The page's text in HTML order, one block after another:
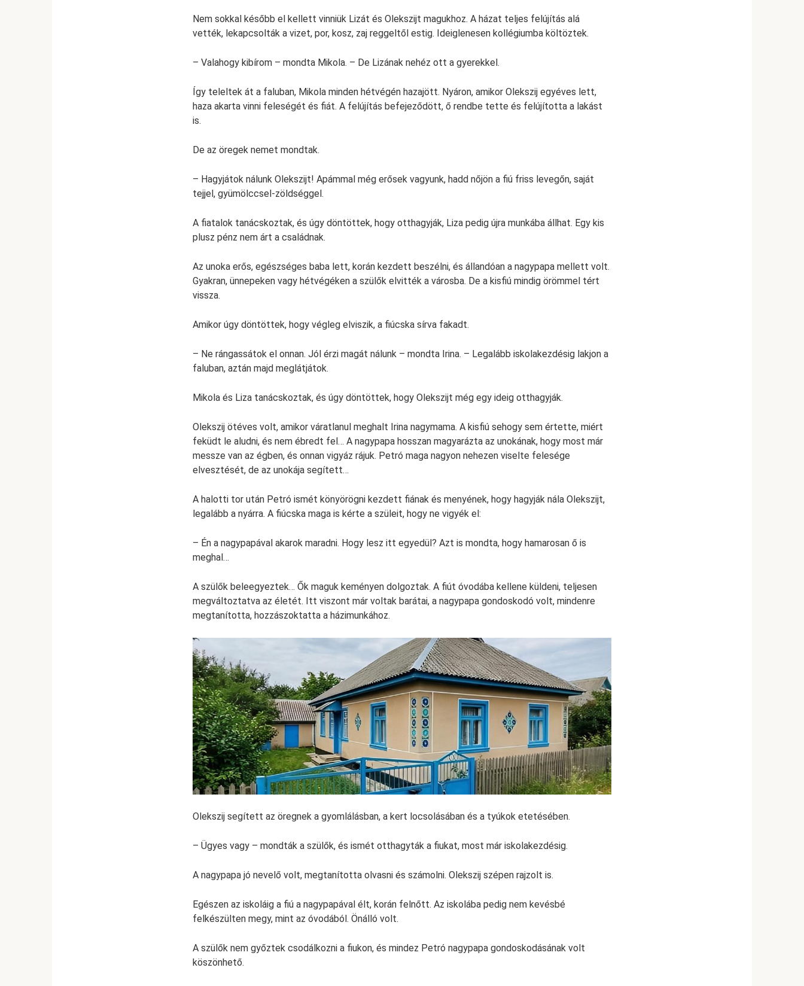
Nem sokkal később el kellett vinniük Lizát és Olekszijt magukhoz. A házat teljes felújítás alá
vették, lekapcsolták a vizet, por, kosz, zaj reggeltől estig. Ideiglenesen kollégiumba költöztek.
– Valahogy kibírom – mondta Mikola. – De Lizának nehéz ott a gyerekkel.
Így teleltek át a faluban, Mikola minden hétvégén hazajött. Nyáron, amikor Olekszij egyéves lett,
haza akarta vinni feleségét és fiát. A felújítás befejeződött, ő rendbe tette és felújította a lakást
is.
De az öregek nemet mondtak.
– Hagyjátok nálunk Olekszijt! Apámmal még erősek vagyunk, hadd nőjön a fiú friss levegőn, saját
tejjel, gyümölccsel-zöldséggel.
A fiatalok tanácskoztak, és úgy döntöttek, hogy otthagyják, Liza pedig újra munkába állhat. Egy kis
plusz pénz nem árt a családnak.
Az unoka erős, egészséges baba lett, korán kezdett beszélni, és állandóan a nagypapa mellett volt.
Gyakran, ünnepeken vagy hétvégéken a szülők elvitték a városba. De a kisfiú mindig örömmel tért
vissza.
Amikor úgy döntöttek, hogy végleg elviszik, a fiúcska sírva fakadt.
– Ne rángassátok el onnan. Jól érzi magát nálunk – mondta Irina. – Legalább iskolakezdésig lakjon a
faluban, aztán majd meglátjátok.
Mikola és Liza tanácskoztak, és úgy döntöttek, hogy Olekszijt még egy ideig otthagyják.
Olekszij ötéves volt, amikor váratlanul meghalt Irina nagymama. A kisfiú sehogy sem értette, miért
feküdt le aludni, és nem ébredt fel… A nagypapa hosszan magyarázta az unokának, hogy most már
messze van az égben, és onnan vigyáz rájuk. Petró maga nagyon nehezen viselte felesége
elvesztését, de az unokája segített…
A halotti tor után Petró ismét könyörögni kezdett fiának és menyének, hogy hagyják nála Olekszijt,
legalább a nyárra. A fiúcska maga is kérte a szüleit, hogy ne vigyék el:
– Én a nagypapával akarok maradni. Hogy lesz itt egyedül? Azt is mondta, hogy hamarosan ő is
meghal…
A szülők beleegyeztek… Ők maguk keményen dolgoztak. A fiút óvodába kellene küldeni, teljesen
megváltoztatva az életét. Itt viszont már voltak barátai, a nagypapa gondoskodó volt, mindenre
megtanította, hozzászoktatta a házimunkához.
Olekszij segített az öregnek a gyomlálásban, a kert locsolásában és a tyúkok etetésében.
– Ügyes vagy – mondták a szülők, és ismét otthagyták a fiukat, most már iskolakezdésig.
A nagypapa jó nevelő volt, megtanította olvasni és számolni. Olekszij szépen rajzolt is.
Egészen az iskoláig a fiú a nagypapával élt, korán felnőtt. Az iskolába pedig nem kevésbé
felkészülten megy, mint az óvodából. Önálló volt.
A szülők nem győztek csodálkozni a fiukon, és mindez Petró nagypapa gondoskodásának volt
köszönhető.